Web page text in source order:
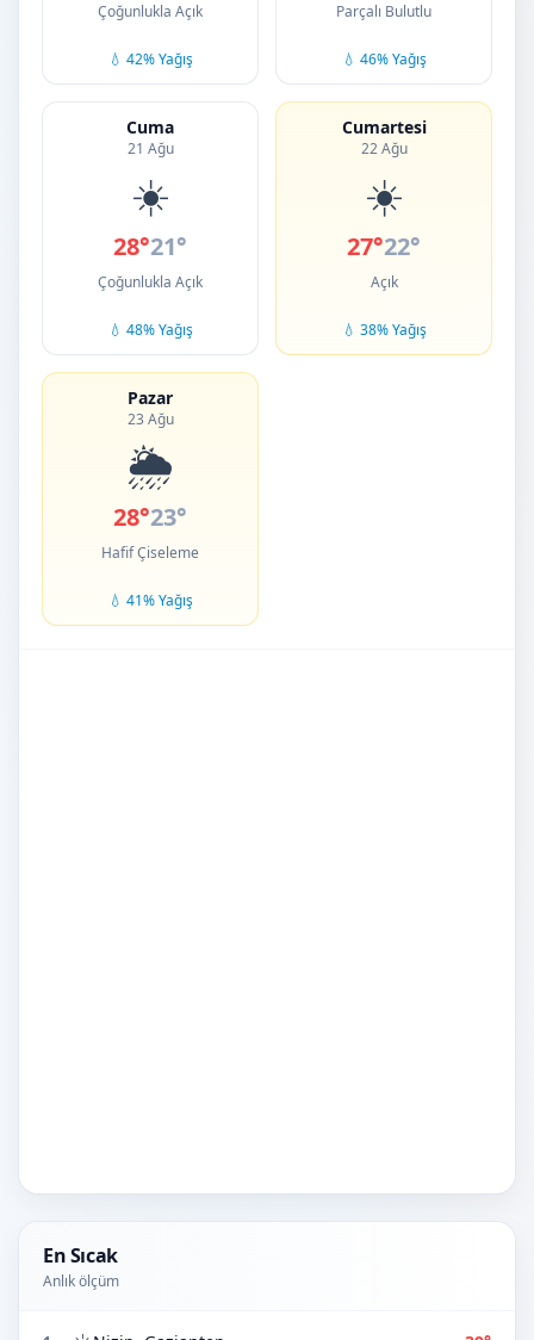
Çoğunlukla Açık
💧 42% Yağış
Parçalı Bulutlu
💧 46% Yağış
Cuma
21 Ağu
☀️
28°21°
Çoğunlukla Açık
💧 48% Yağış
Cumartesi
22 Ağu
☀️
27°22°
Açık
💧 38% Yağış
Pazar
23 Ağu
🌦️
28°23°
Hafif Çiseleme
💧 41% Yağış
En Sıcak
Anlık ölçüm